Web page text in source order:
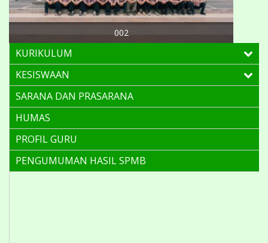
002
KURIKULUM
KESISWAAN
SARANA DAN PRASARANA
HUMAS
PROFIL GURU
PENGUMUMAN HASIL SPMB